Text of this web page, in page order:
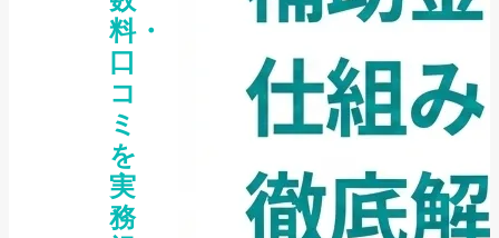
料・
口
コ
ミ
を
実
務